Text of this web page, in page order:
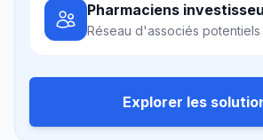
Pharmaciens
Réseau d'associés potentiels
Explorer les